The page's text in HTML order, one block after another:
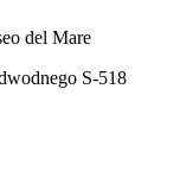
del Mare
S-518